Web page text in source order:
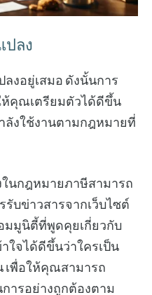
ปลง
งอยู่เสมอ ดังนั้นการ
คุณเตรียมตัวได้ดีขึ้น
งใช้งานตามกฎหมายที่
นกฎหมายภาษีสามารถ
บข่าวสารจากเว็บไซต์
มมูนิตี้ที่พูดคุยเกี่ยวกับ
ใจได้ดีขึ้นว่าใครเป็น
เพื่อให้คุณสามารถ
ารอย่างถูกต้องตาม